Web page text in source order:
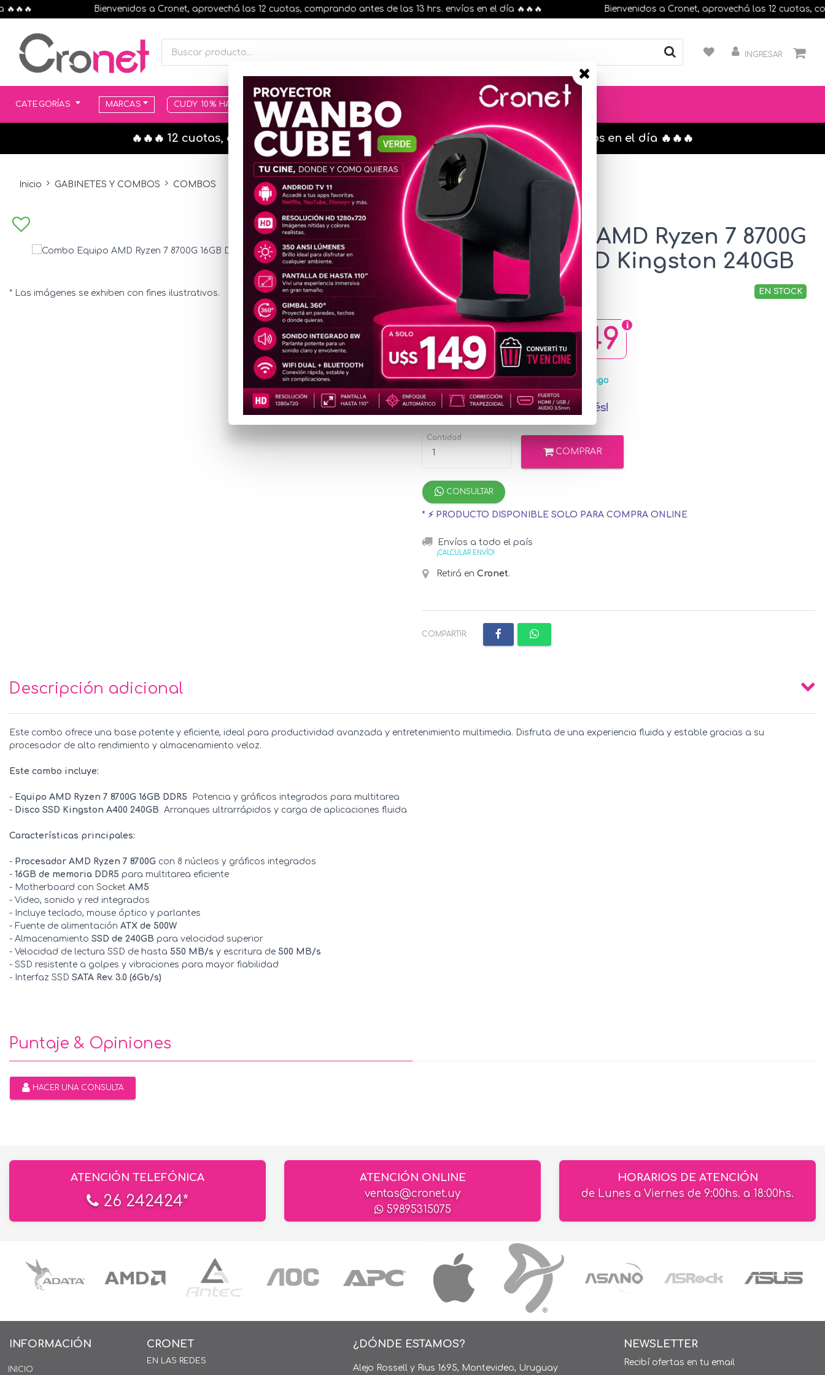
Bienvenidos a Cronet, aprovechá las 12 cuotas, comprando antes de las 13 hrs. envíos en el día 🔥🔥🔥 Bienvenidos a Cronet, aprovechá las 12 cuotas,
INGRESAR
CATEGORÍAS MARCAS CUDY 10% HASTA AGOTAR STOCK MOVILIDAD ELÉCTRICA 25% OFF
🔥🔥🔥 12 cuotas, en todos nuestros artículos, comprando antes de las 13 hrs. envíos en el día 🔥🔥🔥
Inicio GABINETES Y COMBOS COMBOS
* Las imágenes se exhiben con fines ilustrativos.
Combo Equipo AMD Ryzen 7 8700G
16GB DDR5 + SSD Kingston 240GB
EQU1115+DIS217 EN STOCK
u$s849,49
Precio
especial
u$s936.99 con MercadoPago
¡Hasta 12 cuotas sin interés!
Cantidad
COMPRAR
CONSULTAR
* ⚡ PRODUCTO DISPONIBLE SOLO PARA COMPRA ONLINE
Envíos a todo el país
¡CALCULAR ENVÍO!
Retirá en Cronet.
COMPARTIR:
Descripción adicional
Este combo ofrece una base potente y eficiente, ideal para productividad avanzada y entretenimiento multimedia. Disfruta de una experiencia fluida y estable gracias a su
procesador de alto rendimiento y almacenamiento veloz.
Este combo incluye:
- Equipo AMD Ryzen 7 8700G 16GB DDR5  Potencia y gráficos integrados para multitarea
- Disco SSD Kingston A400 240GB  Arranques ultrarrápidos y carga de aplicaciones fluida
Características principales:
- Procesador AMD Ryzen 7 8700G con 8 núcleos y gráficos integrados
- 16GB de memoria DDR5 para multitarea eficiente
- Motherboard con Socket AM5
- Video, sonido y red integrados
- Incluye teclado, mouse óptico y parlantes
- Fuente de alimentación ATX de 500W
- Almacenamiento SSD de 240GB para velocidad superior
- Velocidad de lectura SSD de hasta 550 MB/s y escritura de 500 MB/s
- SSD resistente a golpes y vibraciones para mayor fiabilidad
- Interfaz SSD SATA Rev. 3.0 (6Gb/s)
Puntaje & Opiniones
HACER UNA CONSULTA
ATENCIÓN TELEFÓNICA
26 242424*
ATENCIÓN ONLINE
ventas@cronet.uy
59895315075
HORARIOS DE ATENCIÓN
de Lunes a Viernes de 9:00hs. a 18:00hs.
INFORMACIÓN
INICIO
CRONET
EN LAS REDES
¿DÓNDE ESTAMOS?
Alejo Rossell y Rius 1695, Montevideo, Uruguay
NEWSLETTER
Recibí ofertas en tu email